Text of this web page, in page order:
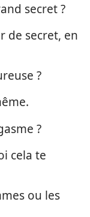
secret ?
de secret, en
?
?
cela te
ou les